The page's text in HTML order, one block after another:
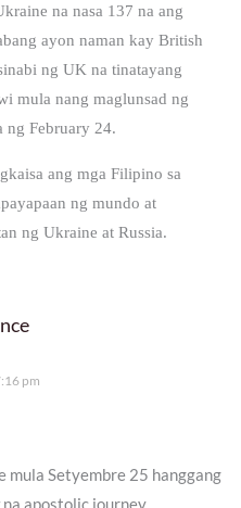
na nasa 137 na ang
ayon naman kay British
ng UK na tinatayang
mula nang maglunsad ng
ng February 24.
ang mga Filipino sa
ng mundo at
ng Ukraine at Russia.
pm
mula Setyembre 25 hanggang
apostolic journey.